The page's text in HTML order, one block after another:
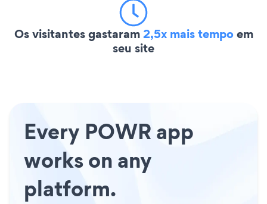
Os visitantes gastaram2,5x mais tempoem
seu site
Every POWR app
works on any
platform.